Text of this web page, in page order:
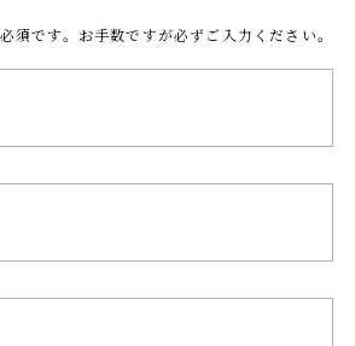
須です。お手数ですが必ずご入力ください。